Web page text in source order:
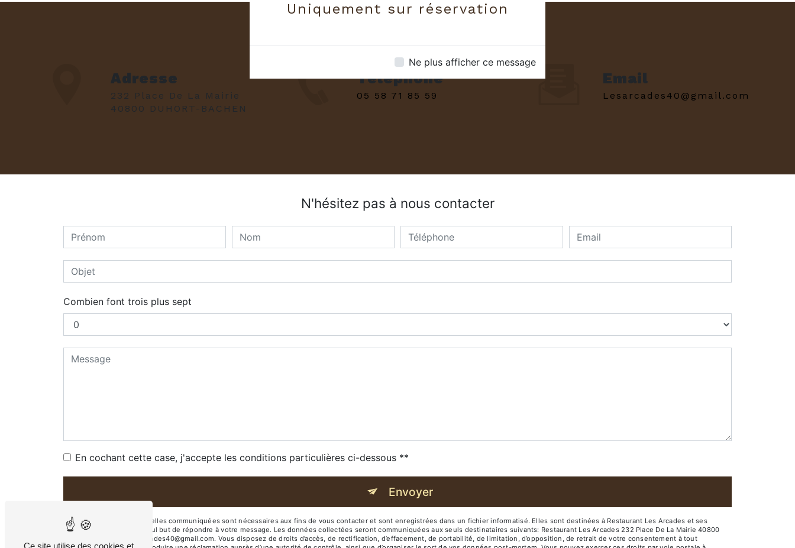
Uniquement sur réservation
Ne plus afficher ce message
Adresse
232 Place De La Mairie
40800 DUHORT-BACHEN
Téléphone
05 58 71 85 59
Email
lesarcades40@gmail.com
N'hésitez pas à nous contacter
Combien font trois plus sept
En cochant cette case, j'accepte les conditions particulières ci-dessous **
Envoyer
** Les données personnelles communiquées sont nécessaires aux fins de vous contacter et sont enregistrées dans un fichier informatisé. Elles sont destinées à Restaurant Les Arcades et ses
sous-traitants dans le seul but de répondre à votre message. Les données collectées seront communiquées aux seuls destinataires suivants: Restaurant Les Arcades 232 Place De La Mairie 40800
DUHORT-BACHEN lesarcades40@gmail.com. Vous disposez de droits d’accès, de rectification, d’effacement, de portabilité, de limitation, d’opposition, de retrait de votre consentement à tout
Ce site utilise des cookies et